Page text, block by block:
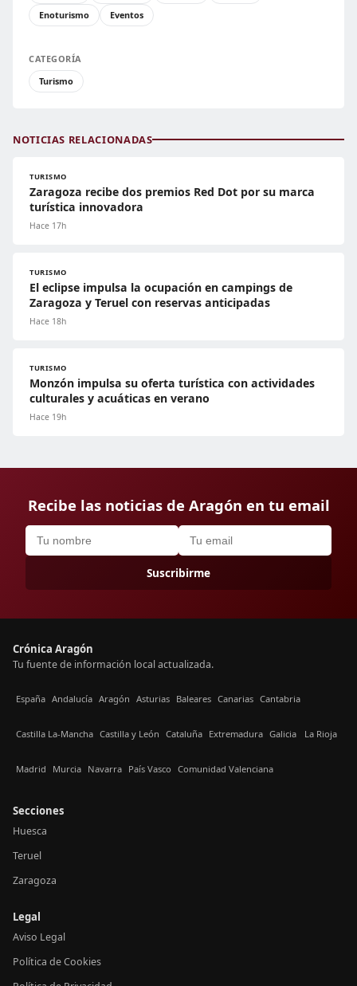
Enoturismo
Eventos
CATEGORÍA
Turismo
NOTICIAS RELACIONADAS
TURISMO
Zaragoza recibe dos premios Red Dot por su marca
turística innovadora
Hace 17h
TURISMO
El eclipse impulsa la ocupación en campings de
Zaragoza y Teruel con reservas anticipadas
Hace 18h
TURISMO
Monzón impulsa su oferta turística con actividades
culturales y acuáticas en verano
Hace 19h
Recibe las noticias de Aragón en tu email
Suscribirme
Crónica Aragón
Tu fuente de información local actualizada.
España Andalucía Aragón Asturias Baleares Canarias Cantabria
Castilla La-Mancha Castilla y León Cataluña Extremadura Galicia La Rioja
Madrid Murcia Navarra País Vasco Comunidad Valenciana
Secciones
Huesca
Teruel
Zaragoza
Legal
Aviso Legal
Política de Cookies